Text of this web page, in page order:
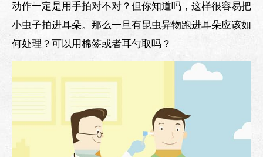
动作一定是用手拍对不对？但你知道吗，这样很容易把
小虫子拍进耳朵。那么一旦有昆虫异物跑进耳朵应该如
何处理？可以用棉签或者耳勺取吗？